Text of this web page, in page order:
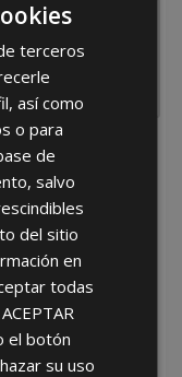
Privacidad
empresas minoristas y
mayoristas.
terceros
así como
o para
de
salvo
del sitio
en
todas
ACEPTAR
el botón
su uso